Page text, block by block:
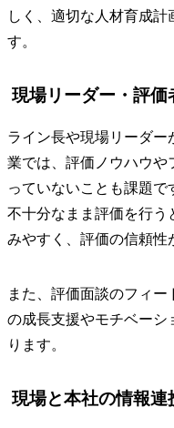
しく、適切な人材育成計
す。
現場リーダー・評価
ライン長や現場リーダー
業では、評価ノウハウや
っていないことも課題
不十分なまま評価を行う
みやすく、評価の信頼性
また、評価面談のフィ
の成長支援やモチベーシ
ります。
現場と本社の情報連